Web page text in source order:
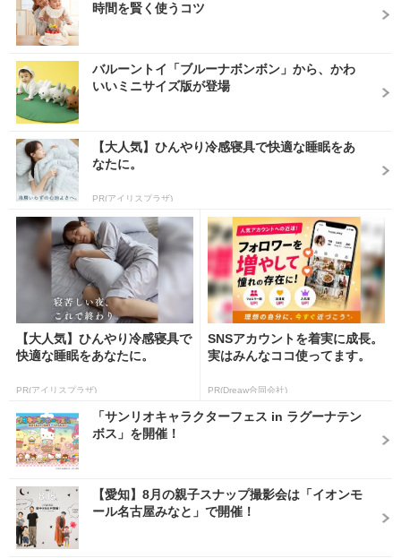
時間を賢く使うコツ
バルーントイ「ブルーナボンボン」から、かわ
いいミニサイズ版が登場
【大人気】ひんやり冷感寝具で快適な睡眠をあ
なたに。
PR(アイリスプラザ)
【大人気】ひんやり冷感寝具で
快適な睡眠をあなたに。
PR(アイリスプラザ)
SNSアカウントを着実に成長。
実はみんなココ使ってます。
PR(Dreaw合同会社)
「サンリオキャラクターフェス in ラグーナテン
ボス」を開催！
【愛知】8月の親子スナップ撮影会は「イオンモ
ール名古屋みなと」で開催！